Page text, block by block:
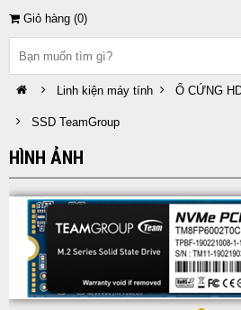
Giỏ hàng (0)
Linh kiện máy tính Ổ CỨNG
SSD TeamGroup
HÌNH ẢNH